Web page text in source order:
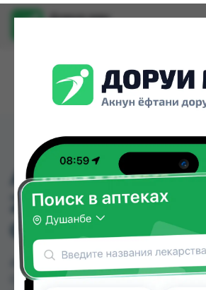
Доруи ман
250МГ/5МЛ
СЕРБИЯ
АМОКСИЦИЛЛИН СУСП
СЕРБИЯ можно купить или